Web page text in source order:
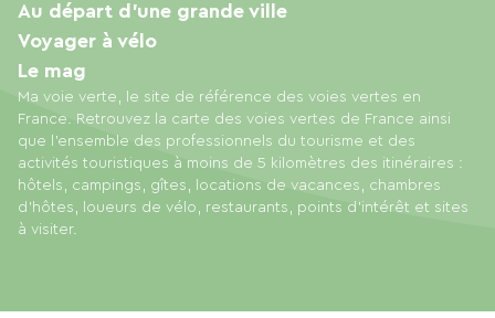
Ma voie verte, le site de référence des voies vertes en
France. Retrouvez la carte des voies vertes de France ainsi
que l'ensemble des professionnels du tourisme et des
activités touristiques à moins de 5 kilomètres des itinéraires :
hôtels, campings, gîtes, locations de vacances, chambres
d'hôtes, loueurs de vélo, restaurants, points d'intérêt et sites
à visiter.
Au départ d'une grande ville
Voyager à vélo
Le mag